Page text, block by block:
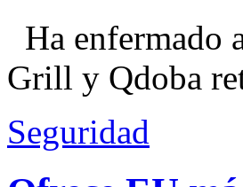
Ha enfermado
Grill y Qdoba
Seguridad